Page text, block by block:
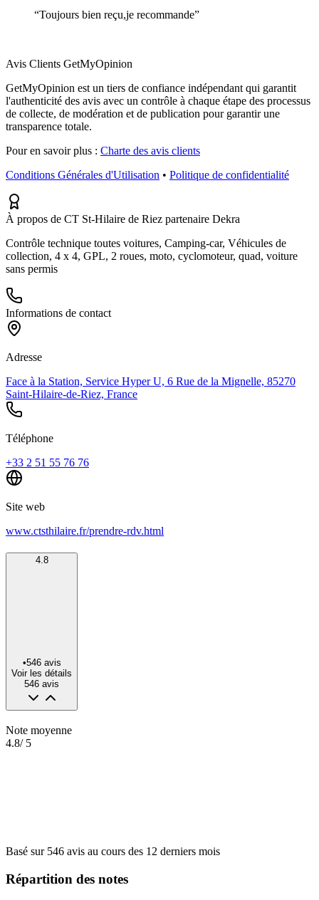
“Toujours bien reçu,je recommande”
Avis Clients GetMyOpinion
GetMyOpinion est un tiers de confiance indépendant qui garantit
l'authenticité des avis avec un contrôle à chaque étape des processus
de collecte, de modération et de publication pour garantir une
transparence totale.
Pour en savoir plus : Charte des avis clients
Conditions Générales d'Utilisation • Politique de confidentialité
À propos de CT St-Hilaire de Riez partenaire Dekra
Contrôle technique toutes voitures, Camping-car, Véhicules de
collection, 4 x 4, GPL, 2 roues, moto, cyclomoteur, quad, voiture
sans permis
Informations de contact
Adresse
Face à la Station, Service Hyper U, 6 Rue de la Mignelle, 85270
Saint-Hilaire-de-Riez, France
Téléphone
+33 2 51 55 76 76
Site web
www.ctsthilaire.fr/prendre-rdv.html
4.8
•546 avis
Voir les détails
546 avis
Note moyenne
4.8/ 5
Basé sur 546 avis au cours des 12 derniers mois
Répartition des notes